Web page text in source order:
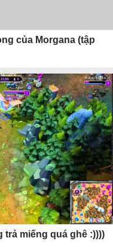
của Morgana (tập
trả miếng quá ghê :))))